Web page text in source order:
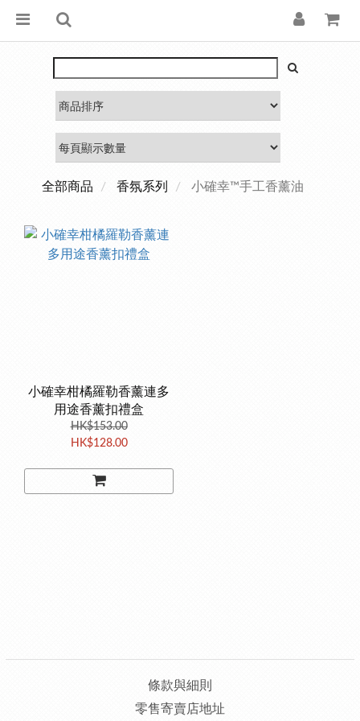
全部商品 香氛系列 小確幸™手工香薰油
小確幸柑橘羅勒香薰連多
用途香薰扣禮盒
HK$153.00
HK$128.00
條款與細則
零售寄賣店地址